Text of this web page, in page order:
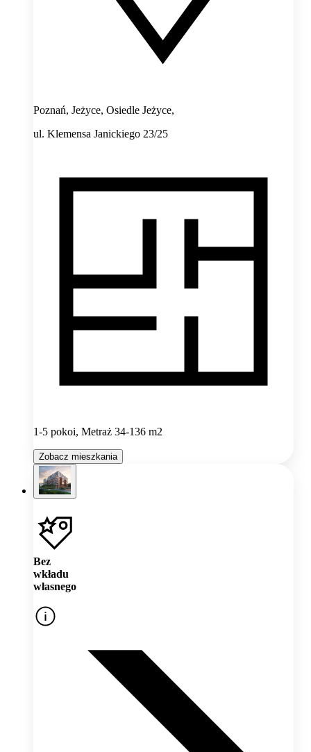
Poznań, Jeżyce, Osiedle Jeżyce,
ul. Klemensa Janickiego 23/25
1-5 pokoi, Metraż 34-136 m2
Zobacz mieszkania
Bez
wkładu
własnego